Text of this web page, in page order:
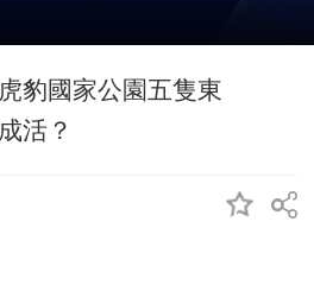
豹國家公園五隻東
活？